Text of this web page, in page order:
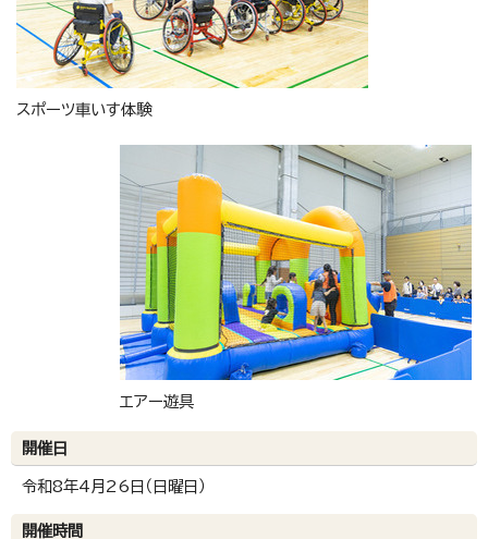
スポーツ車いす体験
エアー遊具
開催日
令和8年4月26日（日曜日）
開催時間